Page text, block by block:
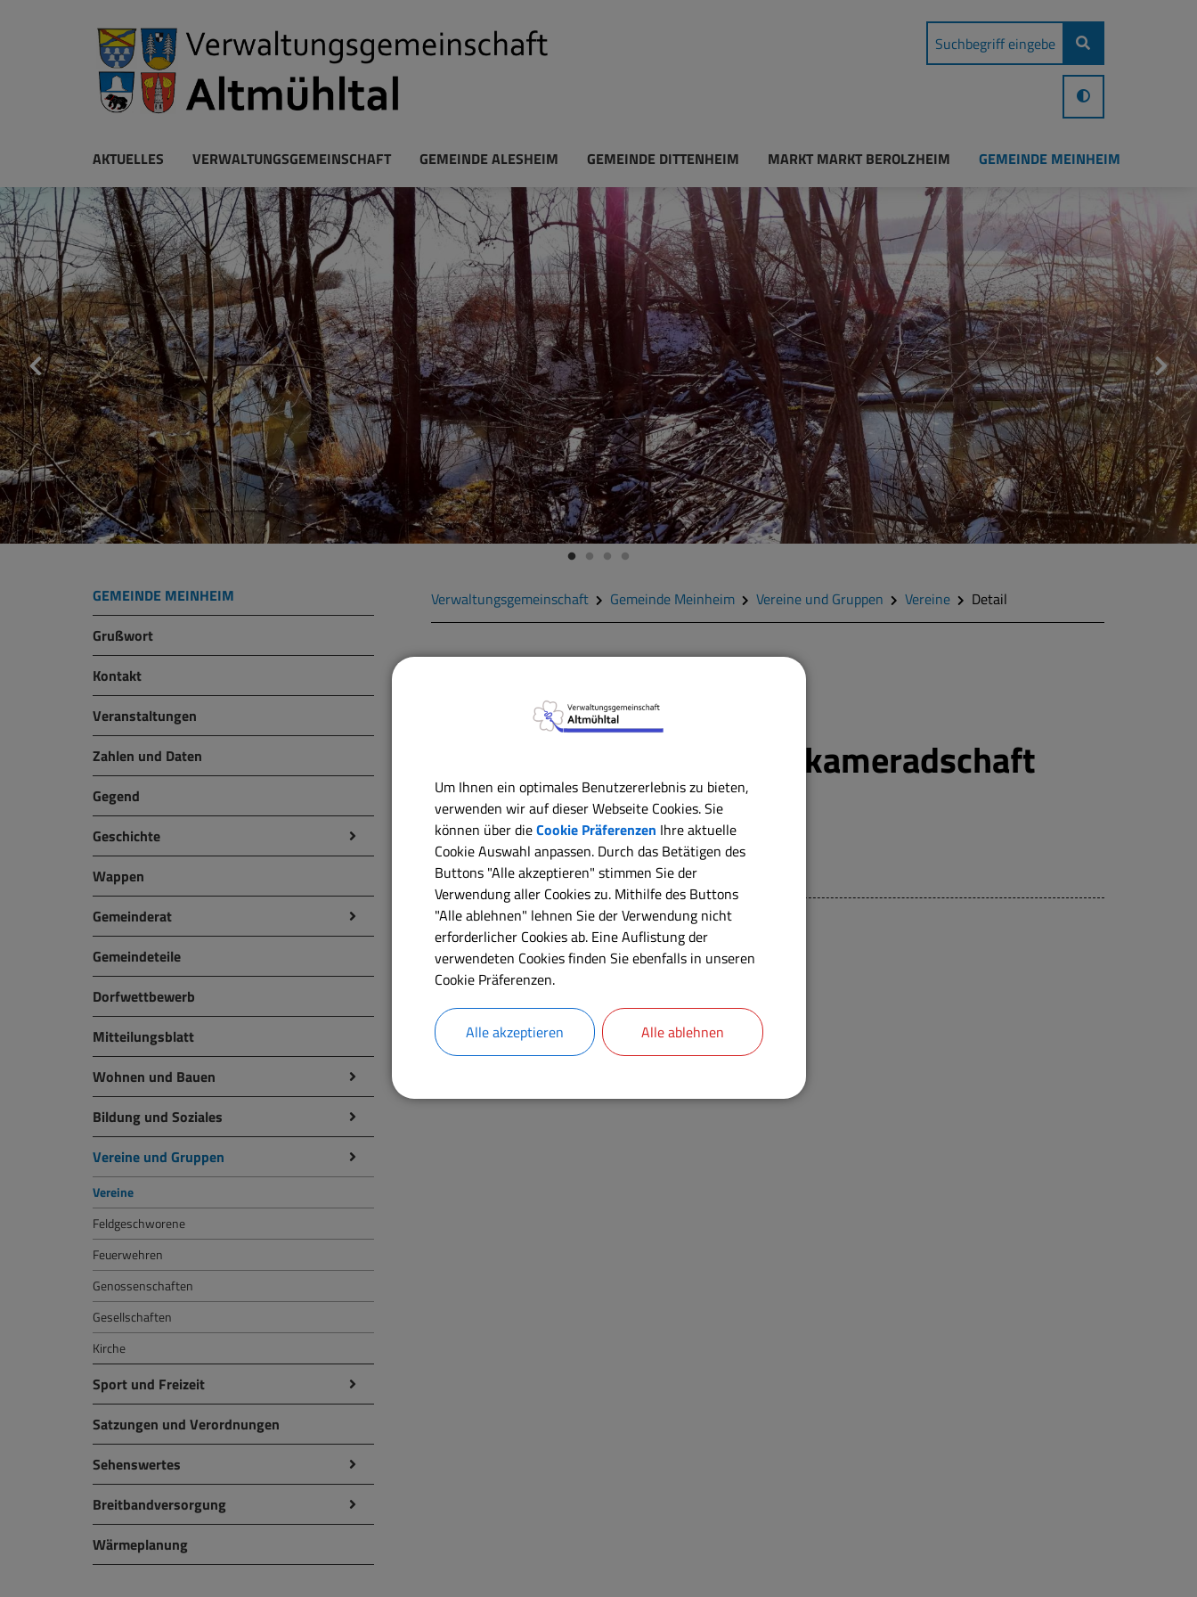
AKTUELLES VERWALTUNGSGEMEINSCHAFT GEMEINDE ALESHEIM GEMEINDE DITTENHEIM MARKT MARKT BEROLZHEIM GEMEINDE MEINHEIM
GEMEINDE MEINHEIM
Grußwort
Kontakt
Veranstaltungen
Zahlen und Daten
Gegend
Geschichte
Wappen
Gemeinderat
Gemeindeteile
Dorfwettbewerb
Mitteilungsblatt
Wohnen und Bauen
Bildung und Soziales
Vereine und Gruppen
Vereine
Feldgeschworene
Feuerwehren
Genossenschaften
Gesellschaften
Kirche
Sport und Freizeit
Satzungen und Verordnungen
Sehenswertes
Breitbandversorgung
Wärmeplanung
Verwaltungsgemeinschaft Gemeinde Meinheim Vereine und Gruppen Vereine Detail
VEREINE
Militär- und Reservistenkameradschaft
Meinheim
Kontakt:
Herr Roland Stückle
Anschrift
Wolfsbronn22
91802 Meinheim
Um Ihnen ein optimales Benutzererlebnis zu bieten,
verwenden wir auf dieser Webseite Cookies. Sie
können über dieCookie Präferenzen Ihre aktuelle
Cookie Auswahl anpassen. Durch das Betätigen des
Buttons "Alle akzeptieren" stimmen Sie der
Verwendung aller Cookies zu. Mithilfe des Buttons
"Alle ablehnen" lehnen Sie der Verwendung nicht
erforderlicher Cookies ab. Eine Auflistung der
verwendeten Cookies finden Sie ebenfalls in unseren
Cookie Präferenzen.
Alle akzeptieren Alle ablehnen